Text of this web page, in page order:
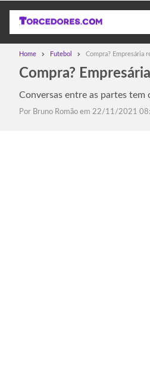
Home Futebol Compra? Empresária
Compra?
Conversas entre as partes tem
Por Bruno Romão em 22/11/2021